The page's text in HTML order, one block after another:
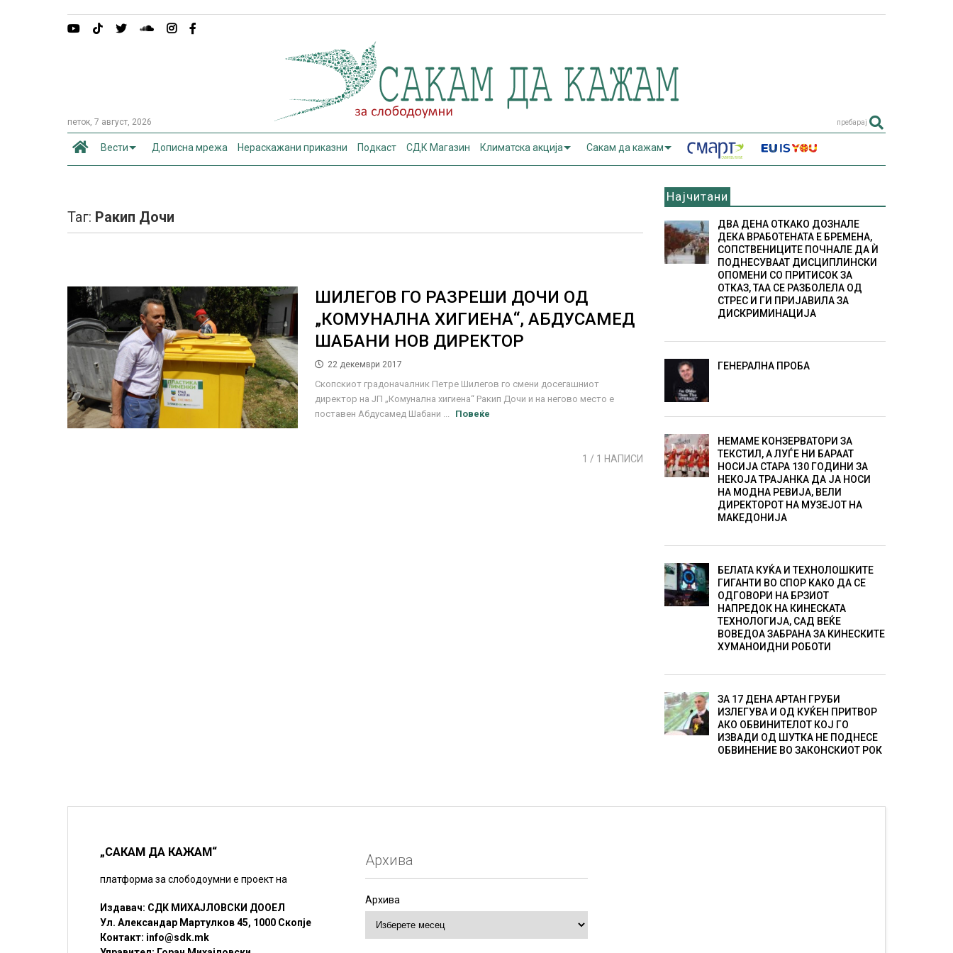
петок, 7 август, 2026 пребарај
Вести Дописна мрежа Нераскажани приказни Подкаст СДК Магазин Климатска акција Сакам да кажам
Таг: Ракип Дочи
ШИЛЕГОВ ГО РАЗРЕШИ ДОЧИ ОД
„КОМУНАЛНА ХИГИЕНА“, АБДУСАМЕД
ШАБАНИ НОВ ДИРЕКТОР
22 декември 2017
Скопскиот градоначалник Петре Шилегов го смени досегашниот
директор на ЈП „Комунална хигиена“ Ракип Дочи и на негово место е
поставен Абдусамед Шабани ...
Повеќе
1 / 1 НАПИСИ
Најчитани
ДВА ДЕНА ОТКАКО ДОЗНАЛЕ
ДЕКА ВРАБОТЕНАТА Е БРЕМЕНА,
СОПСТВЕНИЦИТЕ ПОЧНАЛЕ ДА Ѝ
ПОДНЕСУВААТ ДИСЦИПЛИНСКИ
ОПОМЕНИ СО ПРИТИСОК ЗА
ОТКАЗ, ТАА СЕ РАЗБОЛЕЛА ОД
СТРЕС И ГИ ПРИЈАВИЛА ЗА
ДИСКРИМИНАЦИЈА
ГЕНЕРАЛНА ПРОБА
НЕМАМЕ КОНЗЕРВАТОРИ ЗА
ТЕКСТИЛ, А ЛУЃЕ НИ БАРААТ
НОСИЈА СТАРА 130 ГОДИНИ ЗА
НЕКОЈА ТРАЈАНКА ДА ЈА НОСИ
НА МОДНА РЕВИЈА, ВЕЛИ
ДИРЕКТОРОТ НА МУЗЕЈОТ НА
МАКЕДОНИЈА
БЕЛАТА КУЌА И ТЕХНОЛОШКИТЕ
ГИГАНТИ ВО СПОР КАКО ДА СЕ
ОДГОВОРИ НА БРЗИОТ
НАПРЕДОК НА КИНЕСКАТА
ТЕХНОЛОГИЈА, САД ВЕЌЕ
ВОВЕДОА ЗАБРАНА ЗА КИНЕСКИТЕ
ХУМАНОИДНИ РОБОТИ
ЗА 17 ДЕНА АРТАН ГРУБИ
ИЗЛЕГУВА И ОД КУЌЕН ПРИТВОР
АКО ОБВИНИТЕЛОТ КОЈ ГО
ИЗВАДИ ОД ШУТКА НЕ ПОДНЕСЕ
ОБВИНЕНИЕ ВО ЗАКОНСКИОТ РОК
„САКАМ ДА КАЖАМ“
платформа за слободоумни е проект на
Издавач: СДК МИХАЈЛОВСКИ ДООЕЛ
Ул. Александар Мартулков 45, 1000 Скопје
Контакт: info@sdk.mk
Архива
Архива